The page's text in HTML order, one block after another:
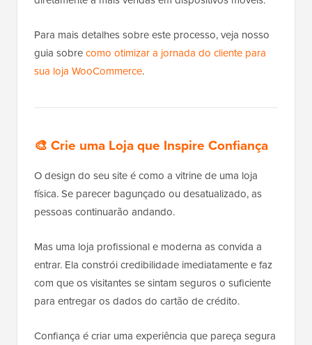
Para mais detalhes sobre este processo, veja nosso
guia sobrecomo otimizar a jornada do cliente para
sua loja WooCommerce.
🎨 Crie uma Loja que Inspire Confiança
O design do seu site é como a vitrine de uma loja
física. Se parecer bagunçado ou desatualizado, as
pessoas continuarão andando.
Mas uma loja profissional e moderna as convida a
entrar. Ela constrói credibilidade imediatamente e faz
com que os visitantes se sintam seguros o suficiente
para entregar os dados do cartão de crédito.
Confiança é criar uma experiência que pareça segura